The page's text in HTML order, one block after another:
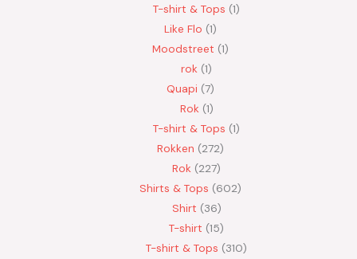
T-shirt & Tops 1
Like Flo 1
Moodstreet 1
rok 1
Quapi 7
Rok 1
T-shirt & Tops 1
Rokken 272
Rok 227
Shirts & Tops 602
Shirt 36
T-shirt 15
T-shirt & Tops 310